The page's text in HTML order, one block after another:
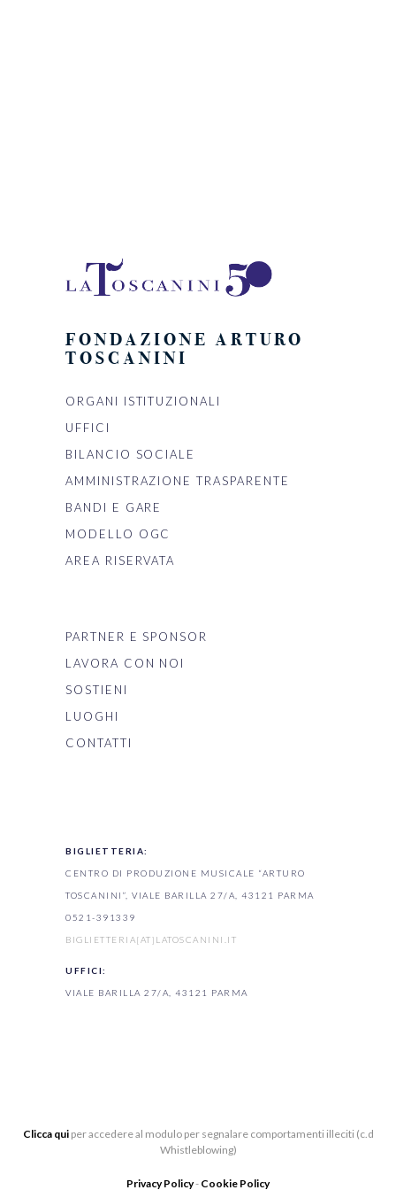
FONDAZIONE ARTURO
TOSCANINI
ORGANI ISTITUZIONALI
UFFICI
BILANCIO SOCIALE
AMMINISTRAZIONE TRASPARENTE
BANDI E GARE
MODELLO OGC
AREA RISERVATA
PARTNER E SPONSOR
LAVORA CON NOI
SOSTIENI
LUOGHI
CONTATTI
BIGLIETTERIA:
CENTRO DI PRODUZIONE MUSICALE “ARTURO
TOSCANINI”, VIALE BARILLA 27/A, 43121 PARMA
0521-391339
BIGLIETTERIA[AT]LATOSCANINI.IT
UFFICI:
VIALE BARILLA 27/A, 43121 PARMA
Clicca quiper accedere al modulo per segnalare comportamenti illeciti (c.d
Whistleblowing)
Privacy Policy- Cookie Policy